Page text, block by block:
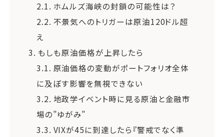
2.1. ホムルズ海峡の封鎖の可能性は？
2.2. 不景気へのトリガーは原油120ドル超
え
3. もしも原油価格が上昇したら
3.1. 原油価格の変動がポートフォリオ全体
に及ぼす影響を無視できない
3.2. 地政学イベント時に見る原油と金融市
場の”ゆがみ”
3.3. VIXが45に到達したら『警戒でなく準